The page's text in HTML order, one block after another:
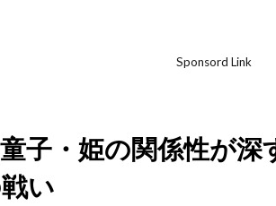
Sponsord Link
子・姫の関係性が
い